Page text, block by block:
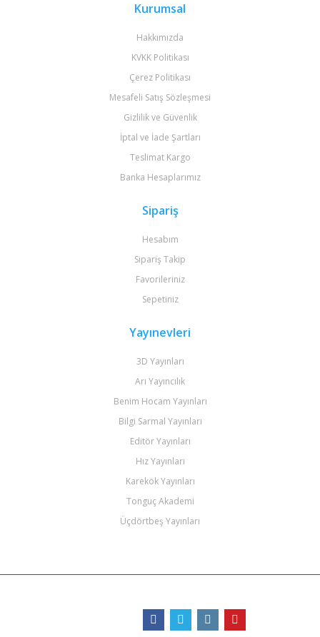
Kurumsal
Hakkımızda
KVKK Politikası
Çerez Politikası
Mesafeli Satış Sözleşmesi
Gizlilik ve Güvenlik
İptal ve İade Şartları
Teslimat Kargo
Banka Hesaplarımız
Sipariş
Hesabım
Sipariş Takip
Favorileriniz
Sepetiniz
Yayınevleri
3D Yayınları
Arı Yayıncılık
Benim Hocam Yayınları
Bilgi Sarmal Yayınları
Editör Yayınları
Hız Yayınları
Karekök Yayınları
Tonguç Akademi
Üçdörtbeş Yayınları